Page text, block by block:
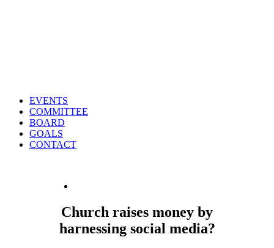
EVENTS
COMMITTEE
BOARD
GOALS
CONTACT
Church raises money by
harnessing social media?